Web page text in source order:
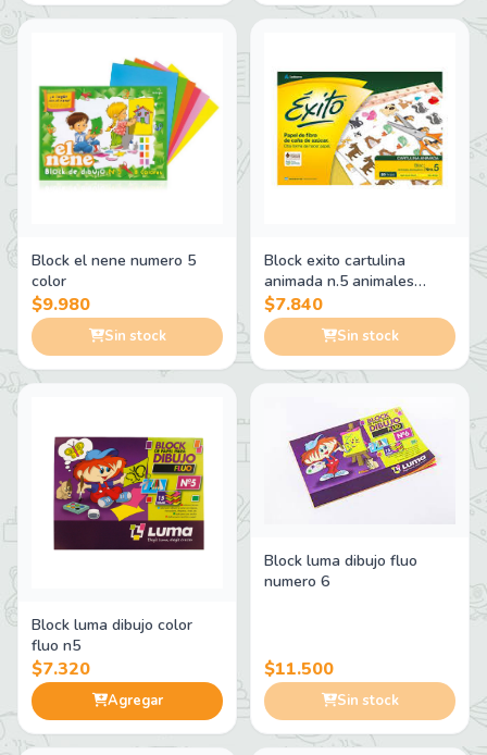
Block el nene numero 5
color
$9.980
Sin stock
Block exito cartulina
animada n.5 animales
domesticos
$7.840
Sin stock
Block luma dibujo color
fluo n5
$7.320
Agregar
Block luma dibujo fluo
numero 6
$11.500
Sin stock